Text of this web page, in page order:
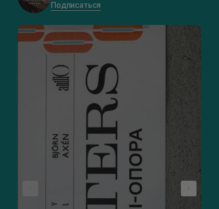
Подписаться